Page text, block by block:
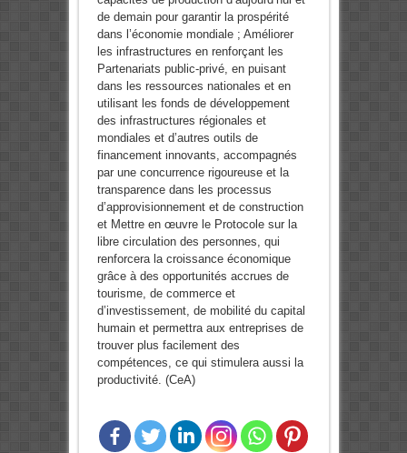
de demain pour garantir la prospérité
dans l’économie mondiale ; Améliorer
les infrastructures en renforçant les
Partenariats public-privé, en puisant
dans les ressources nationales et en
utilisant les fonds de développement
des infrastructures régionales et
mondiales et d’autres outils de
financement innovants, accompagnés
par une concurrence rigoureuse et la
transparence dans les processus
d’approvisionnement et de construction
et Mettre en œuvre le Protocole sur la
libre circulation des personnes, qui
renforcera la croissance économique
grâce à des opportunités accrues de
tourisme, de commerce et
d’investissement, de mobilité du capital
humain et permettra aux entreprises de
trouver plus facilement des
compétences, ce qui stimulera aussi la
productivité. (CeA)